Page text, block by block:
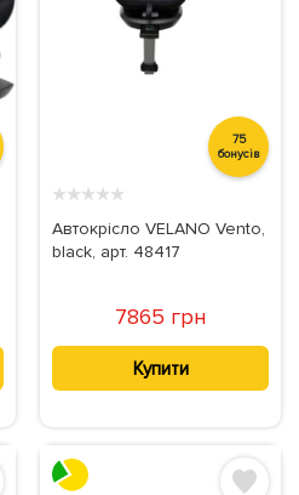
75
бонусів
★★★★★
Автокрісло VELANO Vento,
black, арт. 48417
7865 грн
Купити